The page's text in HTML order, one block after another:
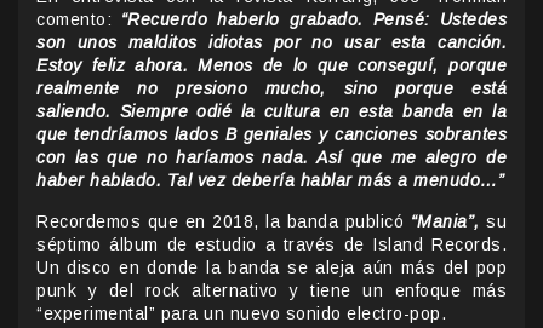
comento: “Recuerdo haberlo grabado. Pensé: Ustedes
son unos malditos idiotas por no usar esta canción.
Estoy feliz ahora. Menos de lo que conseguí, porque
realmente no presiono mucho, sino porque está
saliendo. Siempre odié la cultura en esta banda en la
que tendríamos lados B geniales y canciones sobrantes
con las que no haríamos nada. Así que me alegro de
haber hablado. Tal vez debería hablar más a menudo…”
Recordemos que en 2018, la banda publicó “Mania”, su
séptimo álbum de estudio a través de Island Records.
Un disco en donde la banda se aleja aún más del pop
punk y del rock alternativo y tiene un enfoque más
“experimental” para un nuevo sonido electro-pop.